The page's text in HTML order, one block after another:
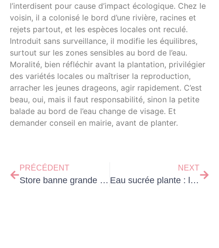
l’interdisent pour cause d’impact écologique. Chez le
voisin, il a colonisé le bord d’une rivière, racines et
rejets partout, et les espèces locales ont reculé.
Introduit sans surveillance, il modifie les équilibres,
surtout sur les zones sensibles au bord de l’eau.
Moralité, bien réfléchir avant la plantation, privilégier
des variétés locales ou maîtriser la reproduction,
arracher les jeunes drageons, agir rapidement. C’est
beau, oui, mais il faut responsabilité, sinon la petite
balade au bord de l’eau change de visage. Et
demander conseil en mairie, avant de planter.
PRÉCÉDENT
Store banne grande taille : le meilleur choix pour terrasse jusqu’à 10 m ?
NEXT
Eau sucrée plante : le remède sûr pour vos plantes ?